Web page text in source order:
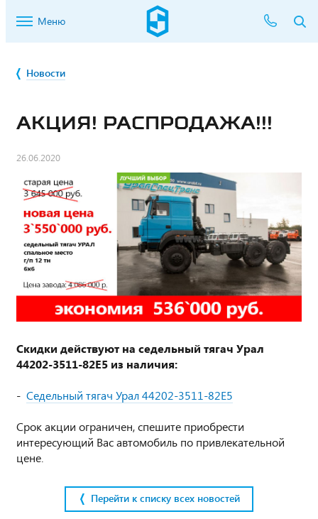
Меню
Новости
АКЦИЯ! РАСПРОДАЖА!!!
26.06.2020
Скидки действуют на седельный тягач Урал
44202-3511-82Е5 из наличия:
- Седельный тягач Урал 44202-3511-82Е5
Срок акции ограничен, спешите приобрести
интересующий Вас автомобиль по привлекательной
цене.
Перейти к списку всех новостей